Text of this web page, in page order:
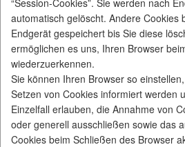
“Session-Cookies”. Sie werden nach
automatisch gelöscht. Andere Cookies
Endgerät gespeichert bis Sie diese
ermöglichen es uns, Ihren Browser
wiederzuerkennen.
Sie können Ihren Browser so
Setzen von Cookies informiert werden
Einzelfall erlauben, die Annahme von
oder generell ausschließen sowie das
Cookies beim Schließen des Browser